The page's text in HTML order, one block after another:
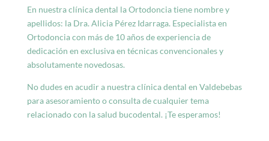
En nuestra clínica dental la Ortodoncia tiene nombre y
apellidos: la Dra. Alicia Pérez Idarraga. Especialista en
Ortodoncia con más de 10 años de experiencia de
dedicación en exclusiva en técnicas convencionales y
absolutamente novedosas.
No dudes en acudir a nuestra clínica dental en Valdebebas
para asesoramiento o consulta de cualquier tema
relacionado con la salud bucodental. ¡Te esperamos!